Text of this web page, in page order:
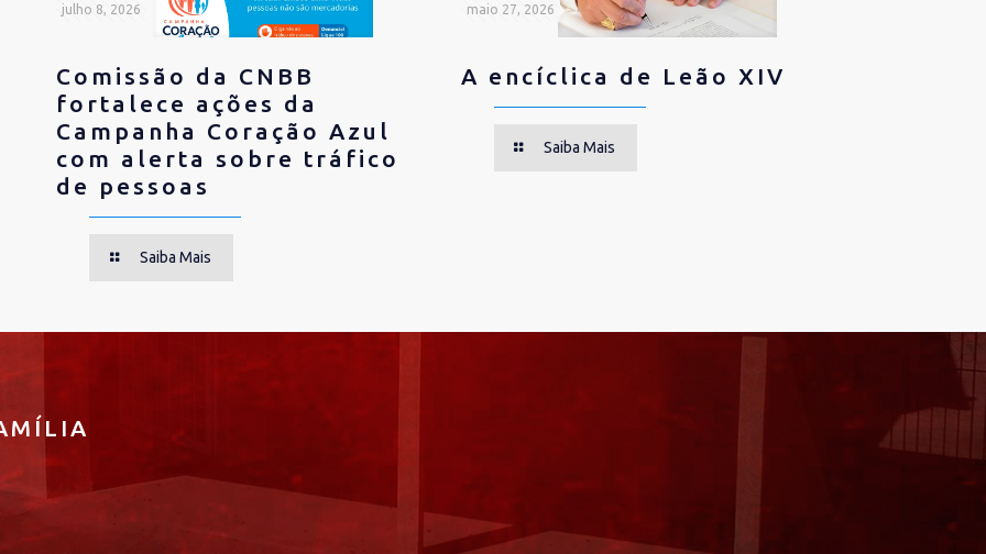
julho 8, 2026
Comissão da CNBB
fortalece ações da
Campanha Coração Azul
com alerta sobre tráfico
de pessoas
Saiba Mais
maio 27, 2026
A encíclica de Leão XIV
Saiba Mais